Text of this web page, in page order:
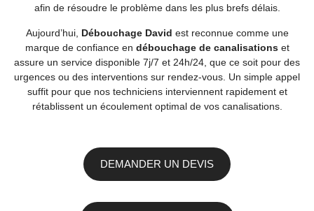
afin de résoudre le problème dans les plus brefs délais.
Aujourd’hui, Débouchage David est reconnue comme une
marque de confiance en débouchage de canalisationset
assure un service disponible 7j/7 et 24h/24, que ce soit pour des
urgences ou des interventions sur rendez-vous. Un simple appel
suffit pour que nos techniciens interviennent rapidement et
rétablissent un écoulement optimal de vos canalisations.
DEMANDER UN DEVIS